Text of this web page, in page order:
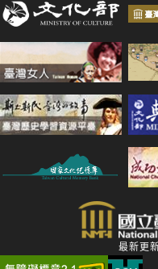
最新更